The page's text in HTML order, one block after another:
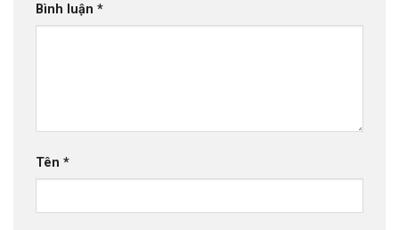
Bình luận *
Tên *